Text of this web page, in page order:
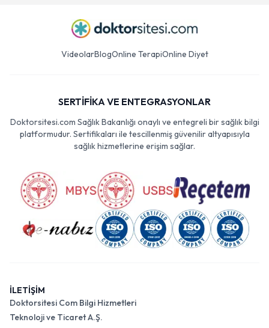
VideolarBlogOnline TerapiOnline Diyet
SERTİFİKA VE ENTEGRASYONLAR
Doktorsitesi.com Sağlık Bakanlığı onaylı ve entegreli bir sağlık bilgi
platformudur. Sertifikaları ile tescillenmiş güvenilir altyapısıyla
sağlık hizmetlerine erişim sağlar.
İLETİŞİM
Doktorsitesi Com Bilgi Hizmetleri
Teknoloji ve Ticaret A.Ş.